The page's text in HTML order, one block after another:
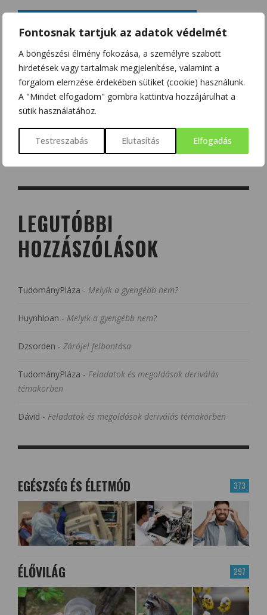
Fontosnak tartjuk az adatok védelmét
A böngészési élmény fokozása, a személyre szabott
hirdetések vagy tartalmak megjelenítése, valamint a
forgalom elemzése érdekében sütiket (cookie) használunk.
A "Mindet elfogadom" gombra kattintva hozzájárulhat a
sütik használatához.
Testreszabás Elutasítás Elfogadás
LEGUTÓBBI
HOZZÁSZÓLÁSOK
TudományPláza - Melyik a gyengébb nem?
Huynhloan - Melyik a gyengébb nem?
Dzsorden - Zárójel felbontása
TudományPláza - Feladatok és megoldások deriválás
témakörben
Dávid - Feladatok és megoldások deriválás témakörben
373
EGÉSZSÉG ÉS ÉLETMÓD
297
ÉLŐVILÁG